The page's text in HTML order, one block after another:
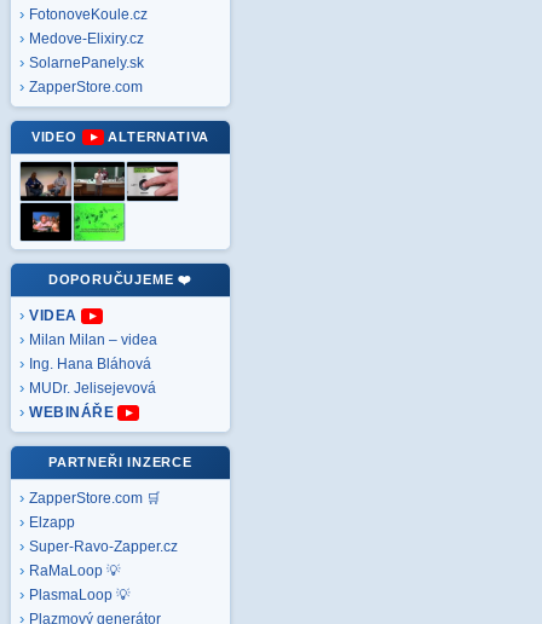
FotonoveKoule.cz
Medove-Elixiry.cz
SolarnePanely.sk
ZapperStore.com
VIDEO ALTERNATIVA
DOPORUČUJEME ❤️
VIDEA
Milan Milan – videa
Ing. Hana Bláhová
MUDr. Jelisejevová
WEBINÁŘE
PARTNEŘI INZERCE
ZapperStore.com 🛒
Elzapp
Super-Ravo-Zapper.cz
RaMaLoop 💡
PlasmaLoop 💡
Plazmový generátor